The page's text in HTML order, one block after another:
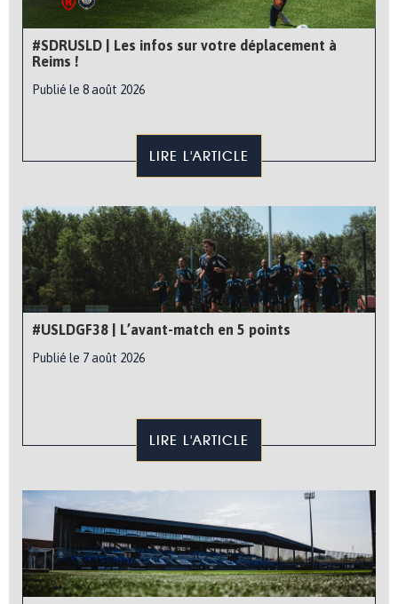
#SDRUSLD | Les infos sur votre déplacement à
Reims !
Publié le 8 août 2026
LIRE L'ARTICLE
#USLDGF38 | L’avant-match en 5 points
Publié le 7 août 2026
LIRE L'ARTICLE